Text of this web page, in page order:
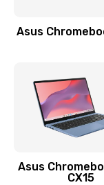
Asus
Asus
CX15